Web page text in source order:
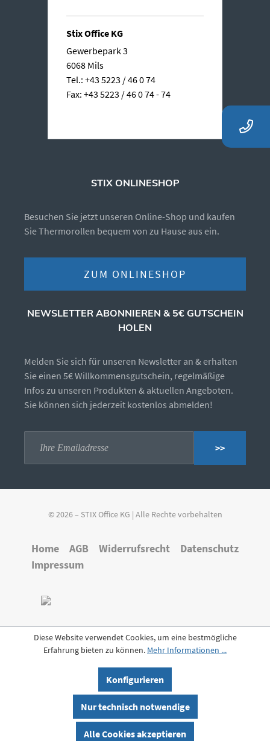
Stix Office KG
Gewerbepark 3
6068 Mils
Tel.: +43 5223 / 46 0 74
Fax: +43 5223 / 46 0 74 - 74
STIX ONLINESHOP
Besuchen Sie jetzt unseren Online-Shop und kaufen
Sie Thermorollen bequem von zu Hause aus ein.
ZUM ONLINESHOP
NEWSLETTER ABONNIEREN & 5€ GUTSCHEIN
HOLEN
Melden Sie sich für unseren Newsletter an & erhalten
Sie einen 5€ Willkommensgutschein, regelmäßige
Infos zu unseren Produkten & aktuellen Angeboten.
Sie können sich jederzeit kostenlos abmelden!
>>
© 2026 – STIX Office KG | Alle Rechte vorbehalten
Home AGB Widerrufsrecht
Datenschutz
Impressum
Diese Website verwendet Cookies, um eine bestmögliche
Erfahrung bieten zu können. Mehr Informationen ...
Nur technisch notwendige
Konfigurieren
Alle Cookies akzeptieren